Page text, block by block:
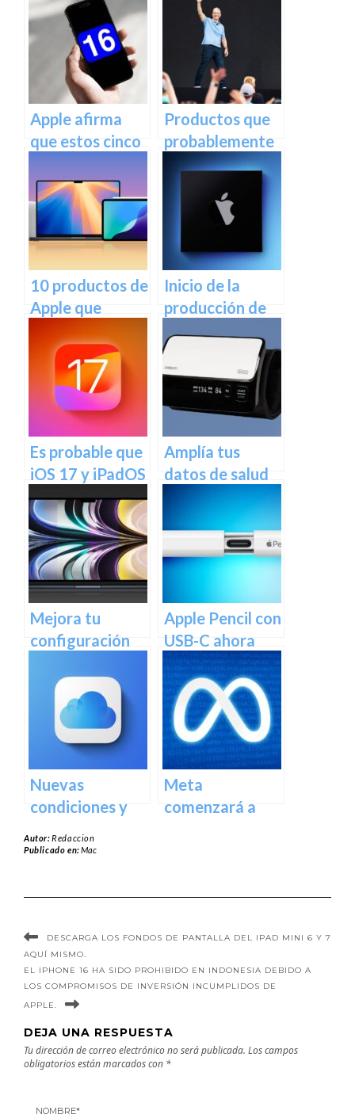
serán
descontinuados
la próxima
semana
productos más
adelante este
Apple afirma
que estos cinco
cambios hacen
que los modelos
de iPhone 16
sean más fáciles
de reparar
Productos que
probablemente
no se
el evento de
Apple la próxima
semana
10 productos de
Apple que
serán
descontinuados
el próximo mes
Inicio de la
producción de
prueba de la
próxima
generación de
tecnología de
chips de Apple
comenzará la
próxima semana
Es probable que
iOS 17 y iPadOS
17 sean
lanzados
simultáneamente
este otoño, a
diferencia del
año pasado.
Amplía tus
datos de salud
de Apple con
estos monitores
inteligentes de
presión arterial
¡Mejora tu salud
con estos
dispositivos!
Mejora tu
configuración
estos
accesorios –
Título SEO:
«Mejora tu
setup de Mac
con estos
increíbles
accesorios»
Apple Pencil con
USB-C ahora
disponible en la
Tienda de
Productos
Refurbished de
Apple en estos
Países
Nuevas
condiciones y
actualizados de
que entrarán en
próxima
semana.
Meta
comenzará a
próxima
posible que
por no
Autor:Redaccion
Publicado en:Mac
DESCARGA LOS FONDOS DE PANTALLA DEL IPAD MINI 6 Y 7
AQUÍ MISMO.
EL IPHONE 16 HA SIDO PROHIBIDO EN INDONESIA DEBIDO A
LOS COMPROMISOS DE INVERSIÓN INCUMPLIDOS DE
APPLE.
DEJA UNA RESPUESTA
Tu dirección de correo electrónico no será publicada. Los campos
obligatorios están marcados con *
NOMBRE*